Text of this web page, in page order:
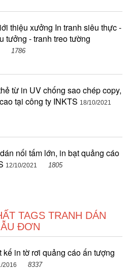
thiệu xưởng In tranh siêu thực -
tưởng - tranh treo tường
1786
từ in UV chống sao chép copy,
tại công ty INKTS 18/10/2021
nối tấm lớn, in bạt quảng cáo
12/10/2021 1805
TAGS TRANH DÁN
ĐƠN
kế in tờ rơi quảng cáo ấn tượng
2016 8337